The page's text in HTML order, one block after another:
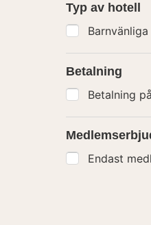
Typ av hotell
Barnvänliga
Betalning
Betalning
Endast